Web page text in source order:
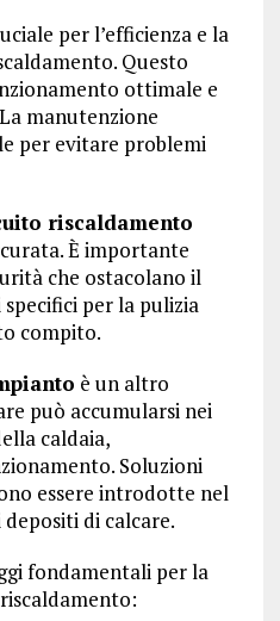
per l’efficienza e la
Questo
ottimale e
manutenzione
per evitare problemi
riscaldamento
È importante
che ostacolano il
per la pulizia
compito.
è un altro
può accumularsi nei
caldaia,
Soluzioni
essere introdotte nel
di calcare.
fondamentali per la